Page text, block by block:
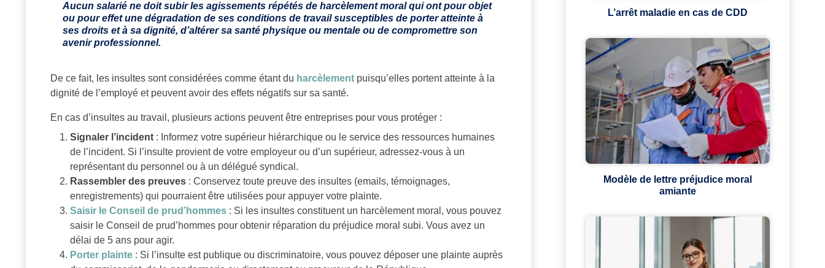
Aucun salarié ne doit subir les agissements répétés de harcèlement moral qui ont pour objet
ou pour effet une dégradation de ses conditions de travail susceptibles de porter atteinte à
ses droits et à sa dignité, d’altérer sa santé physique ou mentale ou de compromettre son
avenir professionnel.
De ce fait, les insultes sont considérées comme étant du harcèlement puisqu’elles portent atteinte à la
dignité de l’employé et peuvent avoir des effets négatifs sur sa santé.
En cas d’insultes au travail, plusieurs actions peuvent être entreprises pour vous protéger :
Signaler l’incident : Informez votre supérieur hiérarchique ou le service des ressources humaines
de l’incident. Si l’insulte provient de votre employeur ou d’un supérieur, adressez-vous à un
représentant du personnel ou à un délégué syndical.
Rassembler des preuves : Conservez toute preuve des insultes (emails, témoignages,
enregistrements) qui pourraient être utilisées pour appuyer votre plainte.
Saisir le Conseil de prud’hommes : Si les insultes constituent un harcèlement moral, vous pouvez
saisir le Conseil de prud’hommes pour obtenir réparation du préjudice moral subi. Vous avez un
délai de 5 ans pour agir.
Porter plainte : Si l’insulte est publique ou discriminatoire, vous pouvez déposer une plainte auprès
L’arrêt maladie en cas de CDD
Modèle de lettre préjudice moral
amiante